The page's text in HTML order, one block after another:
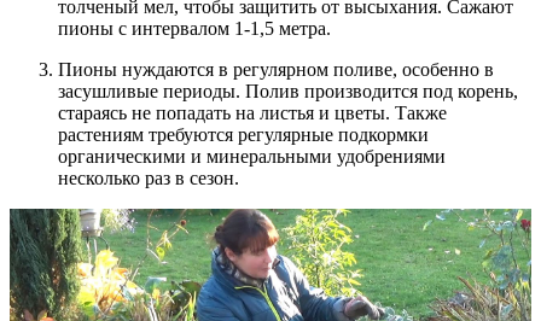
толченый мел, чтобы защитить от высыхания. Сажают
пионы с интервалом 1-1,5 метра.
Пионы нуждаются в регулярном поливе, особенно в
засушливые периоды. Полив производится под корень,
стараясь не попадать на листья и цветы. Также
растениям требуются регулярные подкормки
органическими и минеральными удобрениями
несколько раз в сезон.